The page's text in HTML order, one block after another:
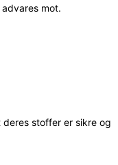
mot.
stoffer er sikre og